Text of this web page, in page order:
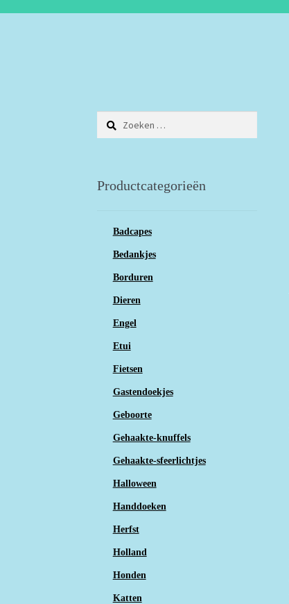
Zoeken
naar:
Productcategorieën
Badcapes
Bedankjes
Borduren
Dieren
Engel
Etui
Fietsen
Gastendoekjes
Geboorte
Gehaakte-knuffels
Gehaakte-sfeerlichtjes
Halloween
Handdoeken
Herfst
Holland
Honden
Katten